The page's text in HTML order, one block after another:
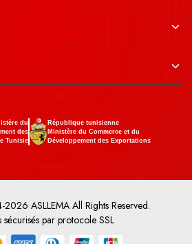
du
des
Tunisie
République tunisienne
Ministère du Commerce et du
Développement des Exportations
ASLLEMA All Rights Reserved.
sécurisés par protocole SSL